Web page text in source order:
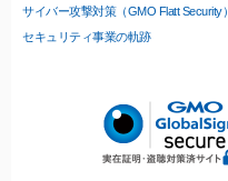
サイバー攻撃対策（GMO Flatt Security）
セキュリティ事業の軌跡